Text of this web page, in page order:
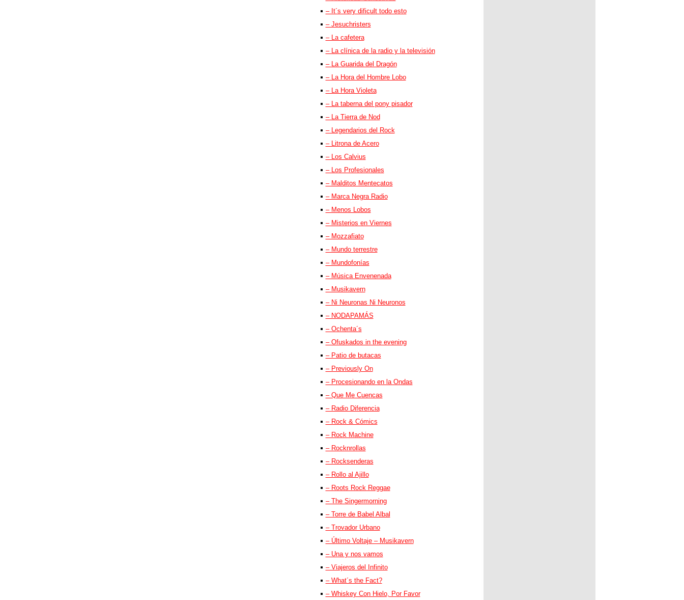
– It´s very dificult todo esto
– Jesuchristers
– La cafetera
– La clínica de la radio y la televisión
– La Guarida del Dragón
– La Hora del Hombre Lobo
– La Hora Violeta
– La taberna del pony pisador
– La Tierra de Nod
– Legendarios del Rock
– Litrona de Acero
– Los Calvius
– Los Profesionales
– Malditos Mentecatos
– Marca Negra Radio
– Menos Lobos
– Misterios en Viernes
– Mozzafiato
– Mundo terrestre
– Mundofonías
– Música Envenenada
– Musikavern
– Ni Neuronas Ni Neuronos
– NODAPAMÁS
– Ochenta´s
– Ofuskados in the evening
– Patio de butacas
– Previously On
– Procesionando en la Ondas
– Que Me Cuencas
– Radio Diferencia
– Rock & Cómics
– Rock Machine
– Rocknrollas
– Rocksenderas
– Rollo al Ajillo
– Roots Rock Reggae
– The Singermorning
– Torre de Babel Albal
– Trovador Urbano
– Último Voltaje – Musikavern
– Una y nos vamos
– Viajeros del Infinito
– What´s the Fact?
– Whiskey Con Hielo, Por Favor